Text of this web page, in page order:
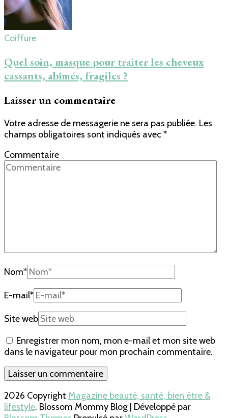
Coiffure
Quel soin, masque pour traiter les cheveux
cassants, abîmés, fragiles ?
Laisser un commentaire
Votre adresse de messagerie ne sera pas publiée. Les
champs obligatoires sont indiqués avec *
Commentaire
Nom*
E-mail*
Site web
Enregistrer mon nom, mon e-mail et mon site web
dans le navigateur pour mon prochain commentaire.
2026 Copyright Magazine beauté, santé, bien être &
lifestyle. Blossom Mommy Blog | Développé par